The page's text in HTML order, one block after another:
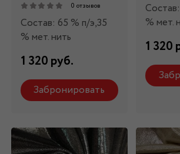
0 отзывов
Состав: 65 % п/э,35
% мет. нить
1 320 руб.
Забронировать
% мет.
1 320